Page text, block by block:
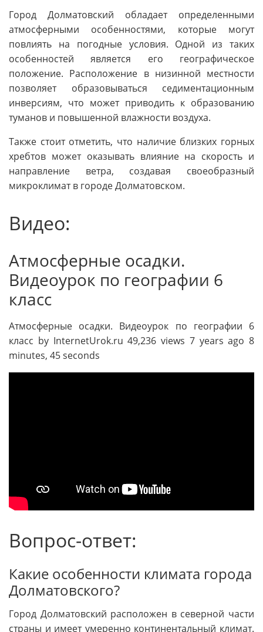
Город Долматовский обладает определенными
атмосферными особенностями, которые могут
повлиять на погодные условия. Одной из таких
особенностей является его географическое
положение. Расположение в низинной местности
позволяет образовываться седиментационным
инверсиям, что может приводить к образованию
туманов и повышенной влажности воздуха.
Также стоит отметить, что наличие близких горных
хребтов может оказывать влияние на скорость и
направление ветра, создавая своеобразный
микроклимат в городе Долматовском.
Видео:
Атмосферные осадки.
Видеоурок по географии 6
класс
Атмосферные осадки. Видеоурок по географии 6
класс by InternetUrok.ru 49,236 views 7 years ago 8
minutes, 45 seconds
Вопрос-ответ:
Какие особенности климата города
Долматовского?
Город Долматовский расположен в северной части
страны и имеет умеренно континентальный климат.